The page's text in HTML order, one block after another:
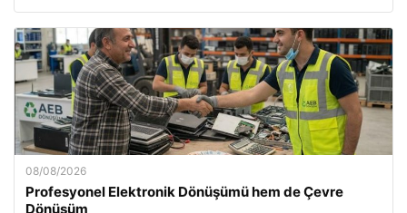
08/08/2026
Profesyonel Elektronik Dönüşümü hem de Çevre
Dönüşüm